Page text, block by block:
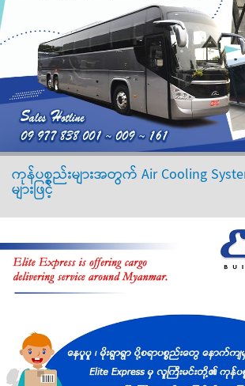
ကုန်ပစ္စည်းများအတွက် Air Cooling
များဖြင့်